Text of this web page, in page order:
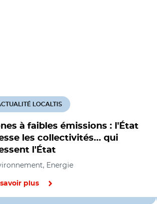
à faibles émissions : l'État
les collectivités... qui
l'État
LOCALTIS
Energie
savoir plus